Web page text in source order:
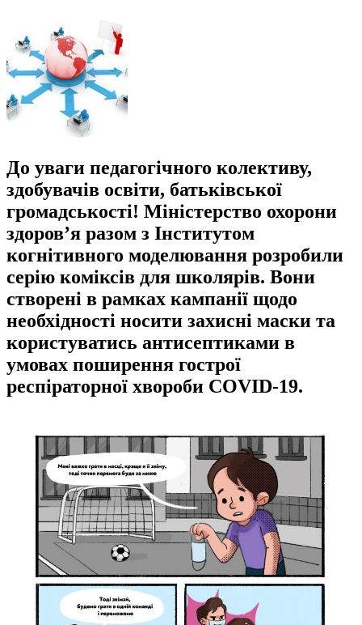
До уваги педагогічного колективу,
здобувачів освіти, батьківської
громадськості! Міністерство охорони
здоров’я разом з Інститутом
когнітивного моделювання розробили
серію коміксів для школярів. Вони
створені в рамках кампанії щодо
необхідності носити захисні маски та
користуватись антисептиками в
умовах поширення гострої
респіраторної хвороби COVID-19.